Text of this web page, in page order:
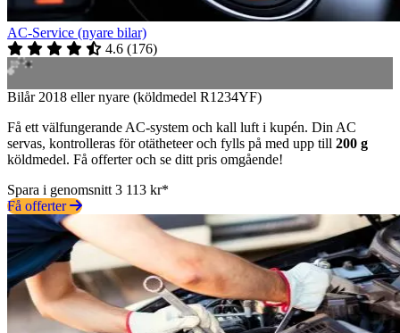
AC-Service (nyare bilar)
4.6 (176)
Bilår 2018 eller nyare (köldmedel R1234YF)
Få ett välfungerande AC-system och kall luft i kupén. Din AC
servas, kontrolleras för otätheteer och fylls på med upp till 200 g
köldmedel. Få offerter och se ditt pris omgående!
Spara i genomsnitt 3 113 kr*
Få offerter